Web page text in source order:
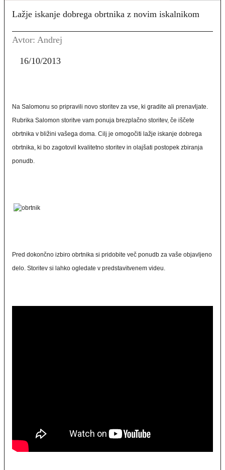
Lažje iskanje dobrega obrtnika z novim iskalnikom
Avtor: Andrej
16/10/2013
Na Salomonu so pripravili novo storitev za vse, ki gradite ali prenavljate.
Rubrika Salomon storitve vam ponuja brezplačno storitev, če iščete
obrtnika v bližini vašega doma. Cilj je omogočiti lažje iskanje dobrega
obrtnika, ki bo zagotovil kvalitetno storitev in olajšati postopek zbiranja
ponudb.
Pred dokončno izbiro obrtnika si pridobite več ponudb za vaše objavljeno
delo. Storitev si lahko ogledate v predstavitvenem videu.